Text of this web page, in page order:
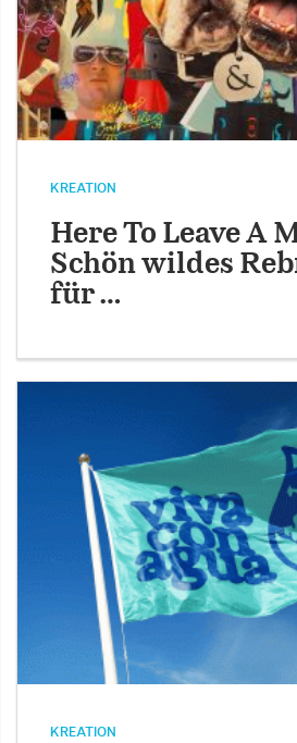
KREATION
Here To Leave A
Schön wildes
für …
KREATION